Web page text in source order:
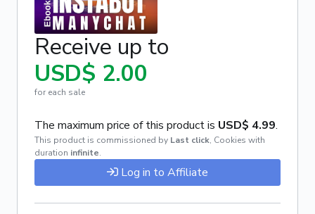
Receive up to
USD$ 2.00
for each sale
The maximum price of this product is USD$ 4.99.
This product is commissioned by Last click, Cookies with
duration infinite.
Log in to Affiliate